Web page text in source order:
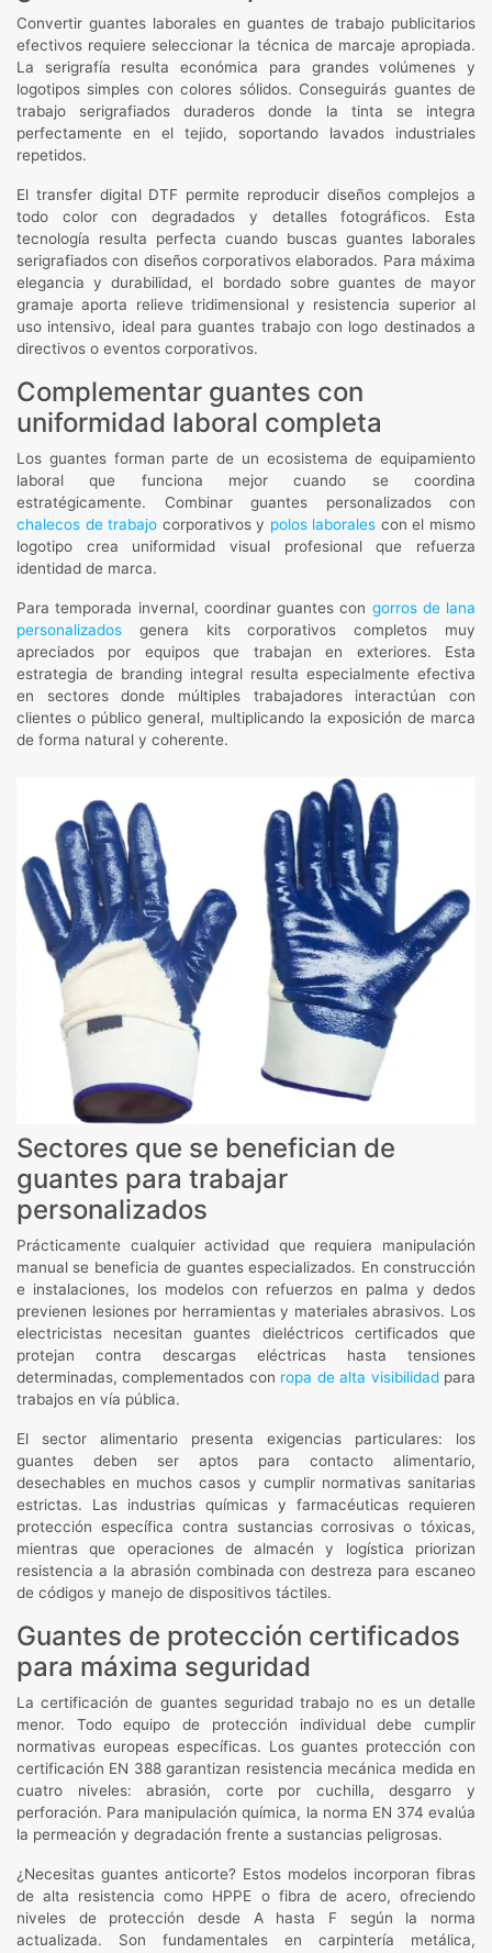
Convertir guantes laborales en guantes de trabajo publicitarios
efectivos requiere seleccionar la técnica de marcaje apropiada.
La serigrafía resulta económica para grandes volúmenes y
logotipos simples con colores sólidos. Conseguirás guantes de
trabajo serigrafiados duraderos donde la tinta se integra
perfectamente en el tejido, soportando lavados industriales
repetidos.
El transfer digital DTF permite reproducir diseños complejos a
todo color con degradados y detalles fotográficos. Esta
tecnología resulta perfecta cuando buscas guantes laborales
serigrafiados con diseños corporativos elaborados. Para máxima
elegancia y durabilidad, el bordado sobre guantes de mayor
gramaje aporta relieve tridimensional y resistencia superior al
uso intensivo, ideal para guantes trabajo con logo destinados a
directivos o eventos corporativos.
Complementar guantes con
uniformidad laboral completa
Los guantes forman parte de un ecosistema de equipamiento
laboral que funciona mejor cuando se coordina
estratégicamente. Combinar guantes personalizados con
chalecos de trabajo corporativos y polos laborales con el mismo
logotipo crea uniformidad visual profesional que refuerza
identidad de marca.
Para temporada invernal, coordinar guantes con gorros de lana
personalizados genera kits corporativos completos muy
apreciados por equipos que trabajan en exteriores. Esta
estrategia de branding integral resulta especialmente efectiva
en sectores donde múltiples trabajadores interactúan con
clientes o público general, multiplicando la exposición de marca
de forma natural y coherente.
Sectores que se benefician de
guantes para trabajar
personalizados
Prácticamente cualquier actividad que requiera manipulación
manual se beneficia de guantes especializados. En construcción
e instalaciones, los modelos con refuerzos en palma y dedos
previenen lesiones por herramientas y materiales abrasivos. Los
electricistas necesitan guantes dieléctricos certificados que
protejan contra descargas eléctricas hasta tensiones
determinadas, complementados con ropa de alta visibilidadpara
trabajos en vía pública.
El sector alimentario presenta exigencias particulares: los
guantes deben ser aptos para contacto alimentario,
desechables en muchos casos y cumplir normativas sanitarias
estrictas. Las industrias químicas y farmacéuticas requieren
protección específica contra sustancias corrosivas o tóxicas,
mientras que operaciones de almacén y logística priorizan
resistencia a la abrasión combinada con destreza para escaneo
de códigos y manejo de dispositivos táctiles.
Guantes de protección certificados
para máxima seguridad
La certificación de guantes seguridad trabajo no es un detalle
menor. Todo equipo de protección individual debe cumplir
normativas europeas específicas. Los guantes protección con
certificación EN 388 garantizan resistencia mecánica medida en
cuatro niveles: abrasión, corte por cuchilla, desgarro y
perforación. Para manipulación química, la norma EN 374 evalúa
la permeación y degradación frente a sustancias peligrosas.
¿Necesitas guantes anticorte? Estos modelos incorporan fibras
de alta resistencia como HPPE o fibra de acero, ofreciendo
niveles de protección desde A hasta F según la norma
actualizada. Son fundamentales en carpintería metálica,